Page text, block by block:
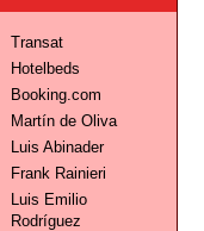
Transat
Hotelbeds
Booking.com
Martín de Oliva
Luis Abinader
Frank Rainieri
Luis Emilio
Rodríguez